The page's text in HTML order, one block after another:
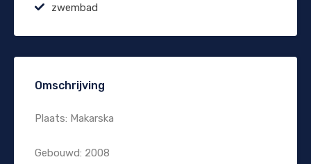
zwembad
Omschrijving
Plaats: Makarska
Gebouwd: 2008